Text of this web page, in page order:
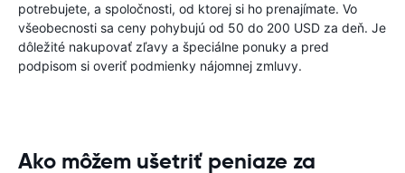
potrebujete, a spoločnosti, od ktorej si ho prenajímate. Vo
všeobecnosti sa ceny pohybujú od 50 do 200 USD za deň. Je
dôležité nakupovať zľavy a špeciálne ponuky a pred
podpisom si overiť podmienky nájomnej zmluvy.
Ako môžem ušetriť peniaze za